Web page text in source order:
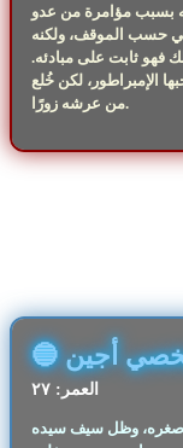
بسبب مؤامرة من عدو
حسب الموقف، ولكنه
فهو ثابت على مبادئه.
الإمبراطور، لكن خُلع
من عرشه زورًا.
العمر: ٢٧
صغره، وظل سيف سيده